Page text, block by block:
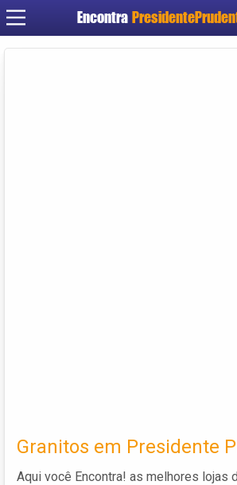
Encontra
Cadastrar
Granitos em Presidente
Aqui você Encontra! as melhores lojas